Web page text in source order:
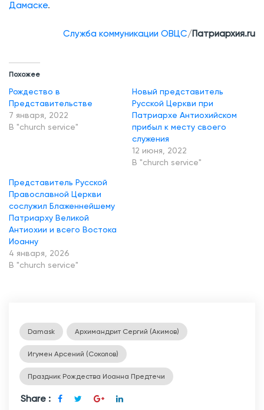
т
л
и
п
и
к
Р
Дамаске.
Служба коммуникации ОВЦС/Патриархия.ru
Похожее
Рождество в
Представительстве
7 января, 2022
В "church service"
Новый представитель
Русской Церкви при
Патриархе Антиохийском
прибыл к месту своего
служения
12 июня, 2022
В "church service"
Представитель Русской
Православной Церкви
сослужил Блаженнейшему
Патриарху Великой
Антиохии и всего Востока
Иоанну
4 января, 2026
В "church service"
Damask Архимандрит Сергий (Акимов)
Игумен Арсений (Соколов)
Праздник Рождества Иоанна Предтечи
Share :